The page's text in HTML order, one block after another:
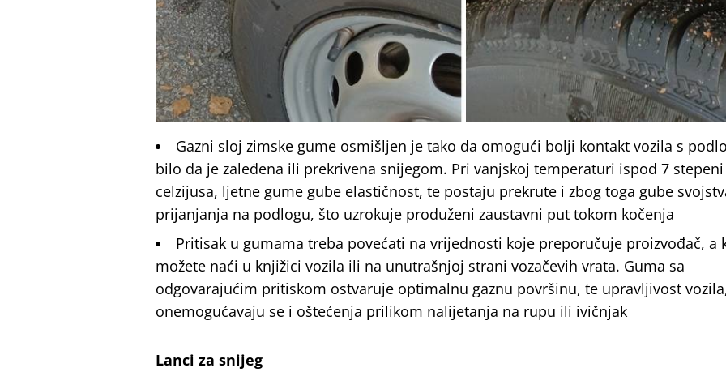
Gazni sloj zimske gume osmišljen je tako da omogući bolji kontakt vozila s
bilo da je zaleđena ili prekrivena snijegom. Pri vanjskoj temperaturi ispod 7 stepeni
celzijusa, ljetne gume gube elastičnost, te postaju prekrute i zbog toga gube
prijanjanja na podlogu, što uzrokuje produženi zaustavni put tokom kočenja
Pritisak u gumama treba povećati na vrijednosti koje preporučuje proizvođač, a
možete naći u knjižici vozila ili na unutrašnjoj strani vozačevih vrata. Guma sa
odgovarajućim pritiskom ostvaruje optimalnu gaznu površinu, te upravljivost
onemogućavaju se i oštećenja prilikom nalijetanja na rupu ili ivičnjak
Lanci za snijeg